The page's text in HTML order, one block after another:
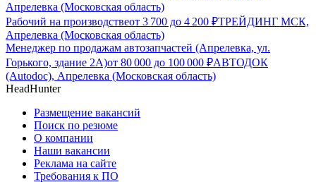
Апрелевка (Московская область)
Рабочий на производствеот 3 700 до 4 200 ₽ТРЕЙДИНГ МСК,
Апрелевка (Московская область)
Менеджер по продажам автозапчастей (Апрелевка, ул.
Горького, здание 2А)от 80 000 до 100 000 ₽АВТОДОК
(Autodoc), Апрелевка (Московская область)
HeadHunter
Размещение вакансий
Поиск по резюме
О компании
Наши вакансии
Реклама на сайте
Требования к ПО